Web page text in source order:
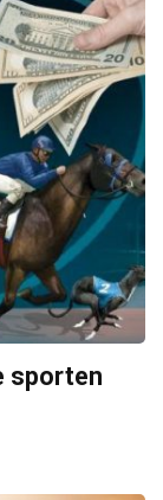
sporten